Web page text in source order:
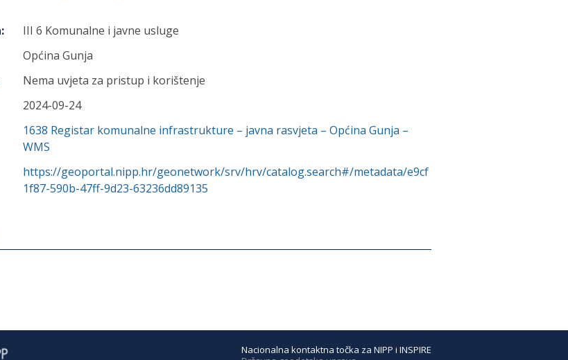
:
III 6 Komunalne i javne usluge
Općina Gunja
Nema uvjeta za pristup i korištenje
2024-09-24
1638 Registar komunalne infrastrukture – javna rasvjeta – Općina Gunja –
WMS
https://geoportal.nipp.hr/geonetwork/srv/hrv/catalog.search#/metadata/e9cf
1f87-590b-47ff-9d23-63236dd89135
Nacionalna kontaktna točka za NIPP i INSPIRE